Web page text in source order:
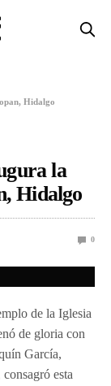
Hidalgo
la
Hidalgo
0
de la Iglesia
de gloria con
García,
esta